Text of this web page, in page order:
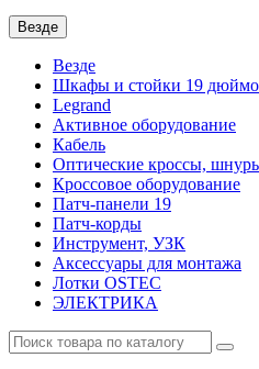
Везде
Везде
Шкафы и стойки 19
Legrand
Активное оборудование
Кабель
Оптические кроссы,
Кроссовое оборудование
Патч-панели 19
Патч-корды
Инструмент, УЗК
Аксессуары для монтажа
Лотки OSTEC
ЭЛЕКТРИКА